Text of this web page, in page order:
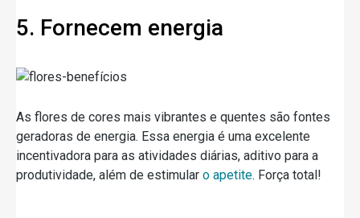
5. Fornecem energia
As flores de cores mais vibrantes e quentes são fontes
geradoras de energia. Essa energia é uma excelente
incentivadora para as atividades diárias, aditivo para a
produtividade, além de estimular o apetite. Força total!